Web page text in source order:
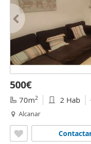
500€
70m2 2 Hab
Alcanar